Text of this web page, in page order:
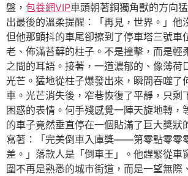
盤， 包養網VIP車頭朝著銅獨角獸的方向
出最後的溫柔提醒：「再見，世界。」他
但他那顫抖的車尾卻擦到了停車塔三號車
老、佈滿苔蘚的柱子。不是撞擊，而是輕
之間的耳語。接著，一道濃郁的、像薄荷
光芒。猛地從柱子爆發出來，瞬間吞噬了
車。光芒消失後，窄巷恢復了平靜，只剩
困惑的表情。何手殘感覺一陣天旋地轉，
的車子竟然垂直停在一個貼滿了巨大獎狀
寫著：「完美倒車入庫獎——第零點零零
差。」落款人是「倒車王」。他趕緊從車
圍不再是熟悉的城市街道，而是一望無際